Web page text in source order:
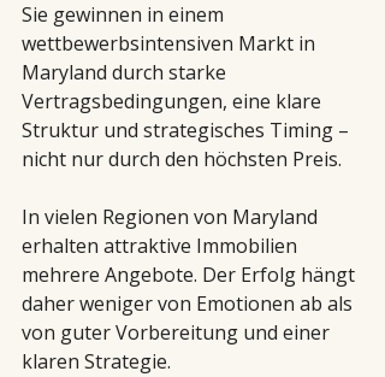
Sie gewinnen in einem
wettbewerbsintensiven Markt in
Maryland durch starke
Vertragsbedingungen, eine klare
Struktur und strategisches Timing –
nicht nur durch den höchsten Preis.
In vielen Regionen von Maryland
erhalten attraktive Immobilien
mehrere Angebote. Der Erfolg hängt
daher weniger von Emotionen ab als
von guter Vorbereitung und einer
klaren Strategie.